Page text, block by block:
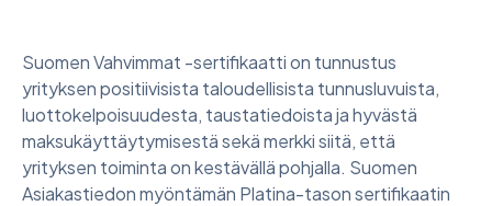
Suomen Vahvimmat -sertifikaatti on tunnustus
yrityksen positiivisista taloudellisista tunnusluvuista,
luottokelpoisuudesta, taustatiedoista ja hyvästä
maksukäyttäytymisestä sekä merkki siitä, että
yrityksen toiminta on kestävällä pohjalla. Suomen
Asiakastiedon myöntämän Platina-tason sertifikaatin